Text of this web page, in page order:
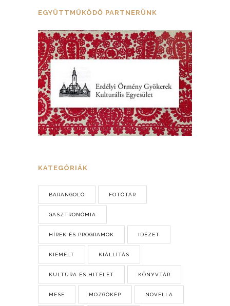
EGYÜTTMŰKÖDŐ PARTNERÜNK
KATEGÓRIÁK
BARANGOLÓ FOTÓTÁR
GASZTRONÓMIA
HÍREK ÉS PROGRAMOK IDÉZET
KIEMELT KIÁLLÍTÁS
KULTÚRA ÉS HITÉLET KÖNYVTÁR
MESE MOZGÓKÉP NOVELLA